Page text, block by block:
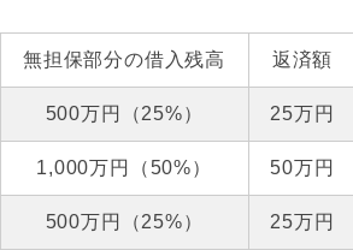
無担保部分の借入残高 返済額
500万円（25%） 25万円
1,000万円（50%） 50万円
500万円（25%） 25万円